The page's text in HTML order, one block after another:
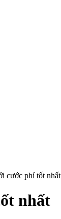
cước phí tốt nhất
nhất